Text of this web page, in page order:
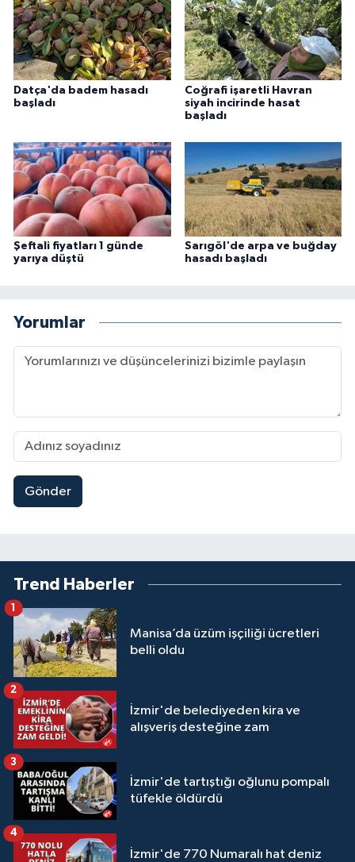
Datça'da badem hasadı
başladı
Coğrafi işaretli Havran
siyah incirinde hasat
başladı
Şeftali fiyatları 1 günde
yarıya düştü
Sarıgöl'de arpa ve buğday
hasadı başladı
Yorumlar
Gönder
Trend Haberler
Manisa’da üzüm işçiliği ücretleri
belli oldu
1
İzmir'de belediyeden kira ve
alışveriş desteğine zam
2
İzmir'de tartıştığı oğlunu pompalı
tüfekle öldürdü
3
İzmir'de 770 Numaralı hat deniz
4